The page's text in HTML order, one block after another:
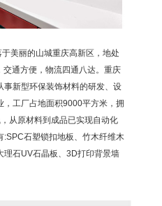
美丽的山城重庆高新区，地处
通方便，物流四通八达。重庆
事新型环保装饰材料的研发、设
，工厂占地面积9000平方米，拥
从原材料到成品已实现自动化
石塑锁扣地板、竹木纤维木
理石UV石晶板、3D打印背景墙